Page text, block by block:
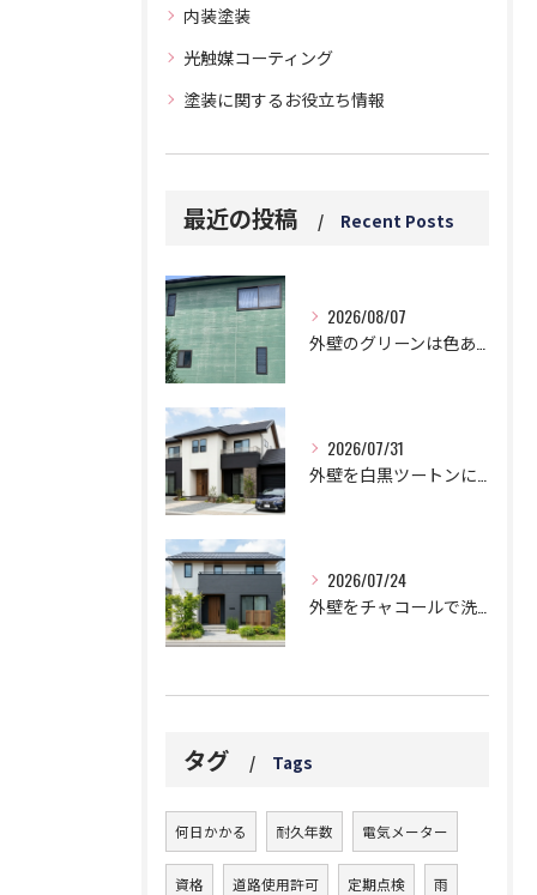
内装塗装
光触媒コーティング
塗装に関するお役立ち情報
最近の投稿 Recent Posts
2026/08/07
2026/07/31
2026/07/24
タグ Tags
何日かかる 耐久年数 電気メーター
資格 道路使用許可 定期点検 雨